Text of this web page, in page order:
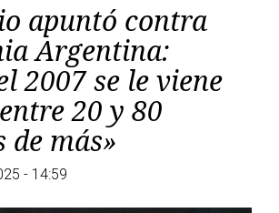
apuntó contra
Argentina:
2007 se le viene
20 y 80
de más»
- 14:59